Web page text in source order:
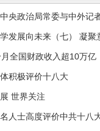
央政治局常委与中外记
发展向未来（七） 凝
全国财政收入超10万亿
积极评价十八大
世界关注
人士高度评价中共十八